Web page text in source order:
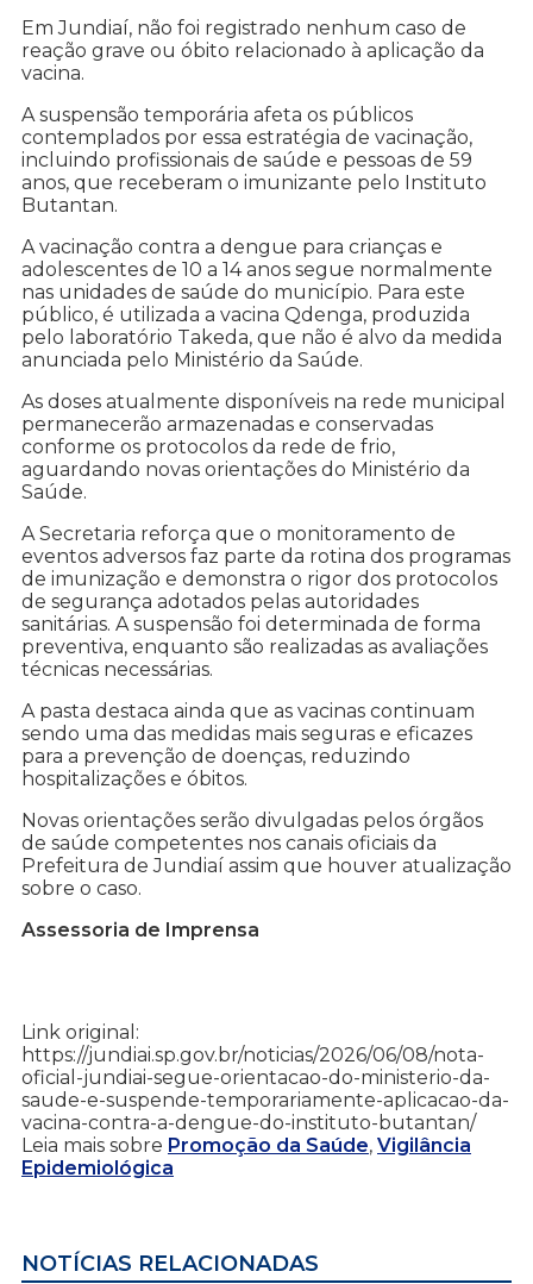
Em Jundiaí, não foi registrado nenhum caso de
reação grave ou óbito relacionado à aplicação da
vacina.
A suspensão temporária afeta os públicos
contemplados por essa estratégia de vacinação,
incluindo profissionais de saúde e pessoas de 59
anos, que receberam o imunizante pelo Instituto
Butantan.
A vacinação contra a dengue para crianças e
adolescentes de 10 a 14 anos segue normalmente
nas unidades de saúde do município. Para este
público, é utilizada a vacina Qdenga, produzida
pelo laboratório Takeda, que não é alvo da medida
anunciada pelo Ministério da Saúde.
As doses atualmente disponíveis na rede municipal
permanecerão armazenadas e conservadas
conforme os protocolos da rede de frio,
aguardando novas orientações do Ministério da
Saúde.
A Secretaria reforça que o monitoramento de
eventos adversos faz parte da rotina dos programas
de imunização e demonstra o rigor dos protocolos
de segurança adotados pelas autoridades
sanitárias. A suspensão foi determinada de forma
preventiva, enquanto são realizadas as avaliações
técnicas necessárias.
A pasta destaca ainda que as vacinas continuam
sendo uma das medidas mais seguras e eficazes
para a prevenção de doenças, reduzindo
hospitalizações e óbitos.
Novas orientações serão divulgadas pelos órgãos
de saúde competentes nos canais oficiais da
Prefeitura de Jundiaí assim que houver atualização
sobre o caso.
Assessoria de Imprensa
Link original:
https://jundiai.sp.gov.br/noticias/2026/06/08/nota-
oficial-jundiai-segue-orientacao-do-ministerio-da-
saude-e-suspende-temporariamente-aplicacao-da-
vacina-contra-a-dengue-do-instituto-butantan/
Leia mais sobre Promoção da Saúde, Vigilância
Epidemiológica
NOTÍCIAS RELACIONADAS